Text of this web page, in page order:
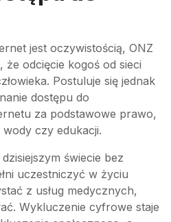
jest oczywistością, ONZ
że odcięcie kogoś od sieci
Postuluje się jednak
dostępu do
za podstawowe prawo,
czy edukacji.
świecie bez
uczestniczyć w życiu
z usług medycznych,
Wykluczenie cyfrowe staje